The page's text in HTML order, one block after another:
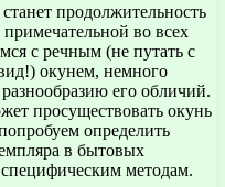
продолжительность
во всех
с речным (не путать с
окунем, немного
его обличий.
просуществовать окунь
определить
в бытовых
методам.